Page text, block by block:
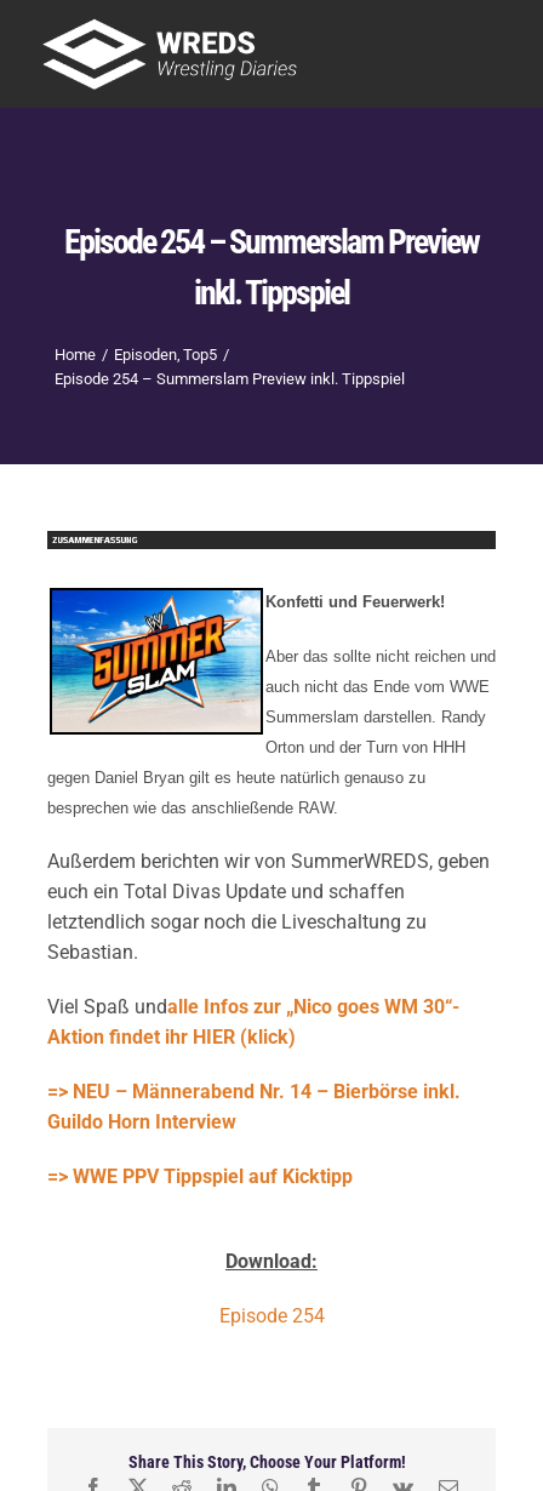
content
Episode 254 – Summerslam Preview
inkl. Tippspiel
Home Episoden Top5
Episode 254 – Summerslam Preview inkl. Tippspiel
Konfetti und Feuerwerk!
Aber das sollte nicht reichen und
auch nicht das Ende vom WWE
Summerslam darstellen. Randy
Orton und der Turn von HHH
gegen Daniel Bryan gilt es heute natürlich genauso zu
besprechen wie das anschließende RAW.
Außerdem berichten wir von SummerWREDS, geben
euch ein Total Divas Update und schaffen
letztendlich sogar noch die Liveschaltung zu
Sebastian.
Viel Spaß undalle Infos zur „Nico goes WM 30“-
Aktion findet ihr HIER (klick)
=> NEU – Männerabend Nr. 14 – Bierbörse inkl.
Guildo Horn Interview
=> WWE PPV Tippspiel auf Kicktipp
Download:
Episode 254
Share This Story, Choose Your Platform!